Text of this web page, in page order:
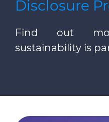
Disclosure
Find out
sustainability is